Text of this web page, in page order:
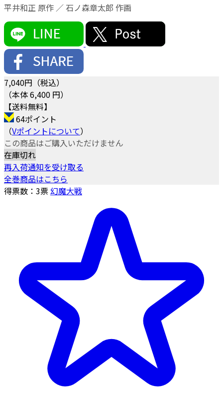
平井和正 原作 ／ 石ノ森章太郎 作画
7,040円（税込）
（本体 6,400 円）
【送料無料】
64ポイント
（Vポイントについて）
この商品はご購入いただけません
在庫切れ
再入荷通知を受け取る
全巻商品はこちら
得票数： 3票幻魔大戦